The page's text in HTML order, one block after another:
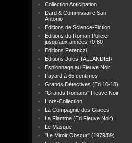
Collection Anticipation
Dard & Commissaire San-
Antonio
Editions de Science-Fiction
Editions du Roman Policier
jusqu'aux années 70-80
Editions Ferenczi
Editions Jules TALLANDIER
Espionnage au Fleuve Noir
Fayard à 65 centimes
Grands Détectives (Ed 10-18)
"Grands Romans" Fleuve Noir
Hors-Collection
La Compagnie des Glaces
La Flamme (Ed Fleuve Noir)
Le Masque
"Le Miroir Obscur" (1979/89)